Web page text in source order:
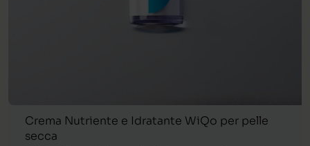
Crema Nutriente e Idratante WiQo per pelle
secca